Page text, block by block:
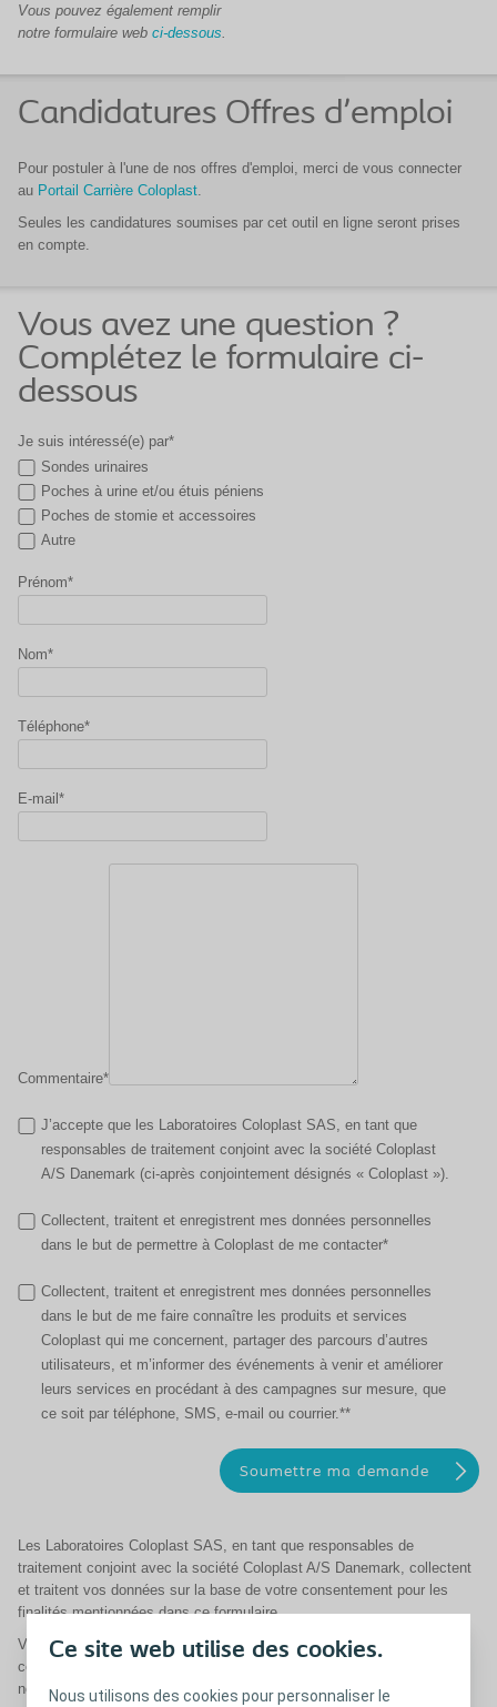
Ce site web utilise des cookies.
Nous utilisons des cookies pour personnaliser le
Vous pouvez également remplir
notre formulaire web ci-dessous
Candidatures Offres d'emploi
Pour postuler à l'une de nos offres d'emploi, merci de vous connecter
au Portail Carrière Coloplast
Seules les candidatures soumises par cet outil en ligne seront prises
en compte.
Vous avez une question ?
Complétez le formulaire ci-
dessous
Je suis intéressé(e) par*
Sondes urinaires
Poches à urine et/ou étuis péniens
Poches de stomie et accessoires
Autre
Prénom*
Nom*
Téléphone*
E-mail*
Commentaire*
J’accepte que les Laboratoires Coloplast SAS, en tant que
responsables de traitement conjoint avec la société Coloplast
A/S Danemark (ci-après conjointement désignés « Coloplast »).
Collectent, traitent et enregistrent mes données personnelles
dans le but de permettre à Coloplast de me contacter*
Collectent, traitent et enregistrent mes données personnelles
dans le but de me faire connaître les produits et services
Coloplast qui me concernent, partager des parcours d’autres
utilisateurs, et m’informer des événements à venir et améliorer
leurs services en procédant à des campagnes sur mesure, que
ce soit par téléphone, SMS, e-mail ou courrier.**
Les Laboratoires Coloplast SAS, en tant que responsables de
traitement conjoint avec la société Coloplast A/S Danemark, collectent
et traitent vos données sur la base de votre consentement pour les
finalités mentionnées dans ce formulaire.
Vous pouvez retirer votre consentement à tout moment, sans
conséquences, en écrivant à privacyrequests@coloplast.com ou en
nous appelant au 0 800 01 58 68 (numéro gratuit). De même, vous